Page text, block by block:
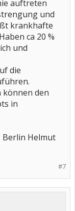
auftreten
und
krankhafte
ca 20 %
und
die
können den
in
Berlin Helmut
#7